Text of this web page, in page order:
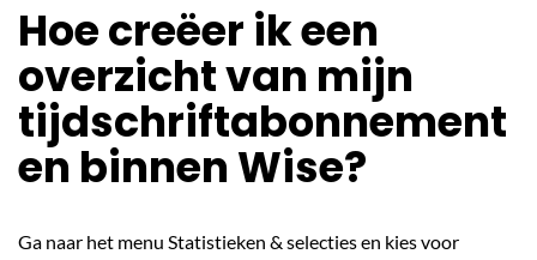
Hoe creëer ik een
overzicht van mijn
tijdschriftabonnement
en binnen Wise?
Ga naar het menu Statistieken & selecties en kies voor